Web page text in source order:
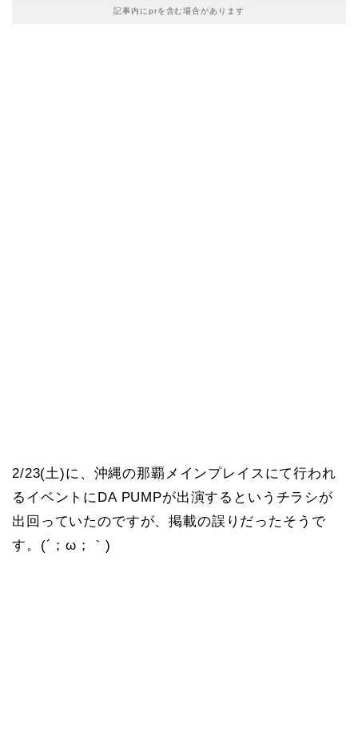
記事内にprを含む場合があります
2/23(土)に、沖縄の那覇メインプレイスにて行われ
るイベントにDA PUMPが出演するというチラシが
出回っていたのですが、掲載の誤りだったそうで
す。(´；ω；｀)